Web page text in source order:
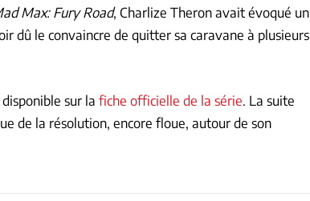
Max: Fury Road, Charlize Theron avait évoqué un
dû le convaincre de quitter sa caravane à plusieurs
sur la fiche officielle de la série. La suite
de la résolution, encore floue, autour de son